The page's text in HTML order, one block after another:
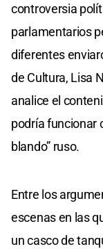
controversia
parlamentarios
diferentes
de Cultura, Lisa
analice el
podría funcionar
blando” ruso.
Entre los
escenas en las
un casco de